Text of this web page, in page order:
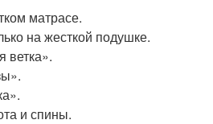
матрасе.
на жесткой подушке.
ветка».
и спины.